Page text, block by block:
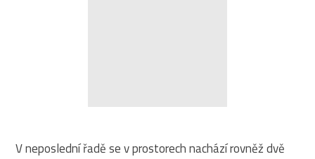
V neposlední řadě se v prostorech nachází rovněž dvě